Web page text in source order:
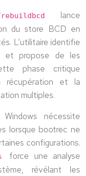
lance
du store BCD en
L’utilitaire identifie
et propose de les
phase critique
récupération et la
multiples.
nécessite
lorsque bootrec ne
configurations.
force une analyse
révélant les